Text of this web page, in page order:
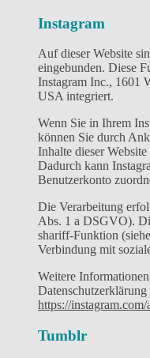
Instagram
Auf dieser Website
eingebunden. Diese
Instagram Inc., 1601
USA integriert.
Wenn Sie in Ihrem
können Sie durch
Inhalte dieser
Dadurch kann
Benutzerkonto
Die Verarbeitung
Abs. 1 a DSGVO).
shariff-Funktion
Verbindung mit
Weitere
https://
Tumblr